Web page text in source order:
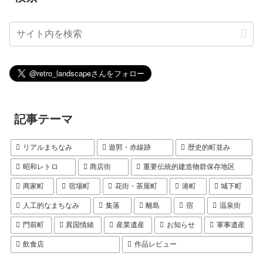
記事テーマ
リアルまちなみ 遊郭・赤線跡 歴史的町並み
昭和レトロ 商店街 重要伝統的建造物群保存地区
商家町 宿場町 花街・茶屋町 港町 城下町
人工的なまちなみ 集落 離島 宿 温泉街
門前町 異国情緒 産業遺産 お知らせ 軍事遺産
飲食店 作品レビュー